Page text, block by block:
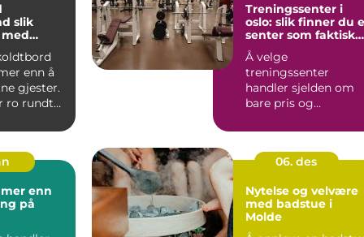
enn å
gjester.
ro rundt
Treningssenter i
oslo: slik finner du
senter som faktisk
blir brukt
Å velge
treningssenter
handler sjelden om
bare pris og
oppdager raskt at
avstanden...
enn
på
06. des
Nytelse og velvære
med badstue i
Molde